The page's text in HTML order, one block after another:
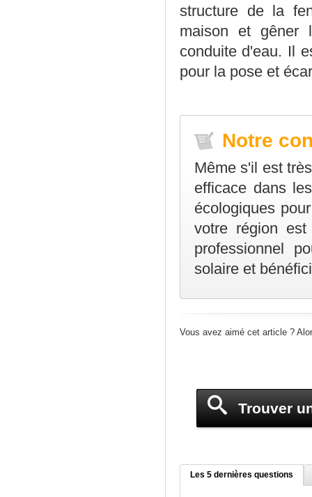
structure de la
maison et gêner
conduite d'eau. Il
pour la pose et
Notre
Même s'il est
efficace dans
écologiques
votre région
professionnel
solaire et
Vous avez aimé cet article ?
Trouver
Les 5 dernières questions